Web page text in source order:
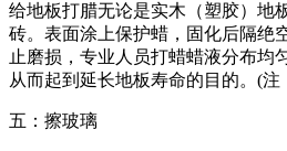
给地板打腊无论是实木（塑胶）地
砖。表面涂上保护蜡，固化后隔绝
止磨损，专业人员打蜡蜡液分布均
从而起到延长地板寿命的目的。(注
五：擦玻璃